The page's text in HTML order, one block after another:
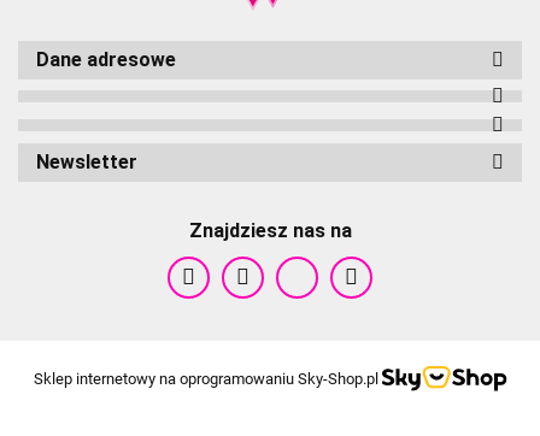
Dane adresowe
Newsletter
Znajdziesz nas na
Sklep internetowy na oprogramowaniu Sky-Shop.pl